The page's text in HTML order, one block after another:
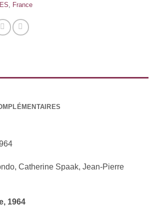
France
Catherine Spaak, Jean-Pierre
1964